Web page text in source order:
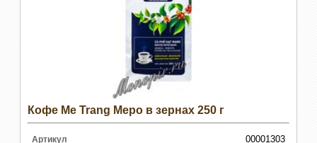
Кофе Me Trang Меро в зернах 250 г
Артикул 00001303